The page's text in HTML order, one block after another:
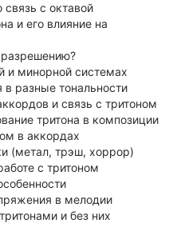
с октавой
и его влияние на
и минорной системах
в разные тональности
и связь с тритоном
тритона в композиции
в аккордах
(метал, трэш, хоррор)
с тритоном
в мелодии
и без них